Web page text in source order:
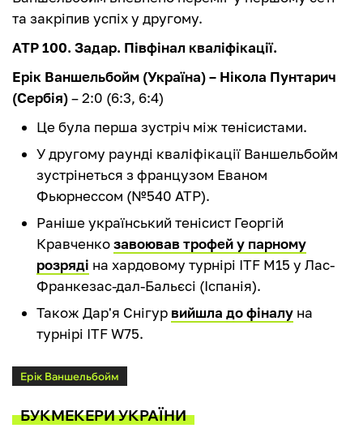
та закріпив успіх у другому.
ATP 100. Задар. Півфінал кваліфікації.
Ерік Ваншельбойм (Україна) – Нікола Пунтарич
(Сербія)– 2:0 (6:3, 6:4)
Це була перша зустріч між тенісистами.
У другому раунді кваліфікації Ваншельбойм
зустрінеться з французом Еваном
Фьюрнессом (№540 ATP).
Раніше український тенісист Георгій
Кравченкозавоював трофей у парному
розряді на хардовому турнірі ITF M15 у Лас-
Франкезас-дал-Бальєсі (Іспанія).
Також Дар'я Снігур вийшла до фіналу на
турнірі ITF W75.
Ерік Ваншельбойм
БУКМЕКЕРИ УКРАЇНИ